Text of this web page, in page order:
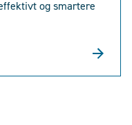
og smartere